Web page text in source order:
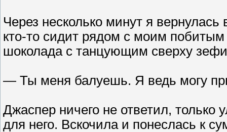
Через несколько минут я
кто-то сидит рядом с моим
шоколада с танцующим сверху
— Ты меня балуешь. Я ведь могу
Джаспер ничего не ответил, только
для него. Вскочила и понеслась к